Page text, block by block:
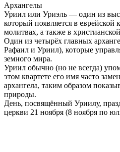
Архангелы
Уриил или Уриэль — один из
который появляется в еврейской
молитвах, а также в
Один из четырёх главных
Рафаил и Уриил), которые
земного мира.
Уриил обычно (но не всегда)
этом квартете его имя часто
архангела, таким образом
природы.
День, посвящённый Уриилу,
церкви 21 ноября (8 ноября по